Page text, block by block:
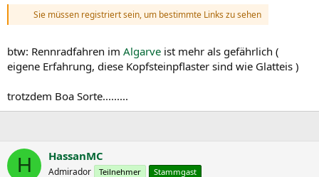
Sie müssen registriert sein, um bestimmte Links zu sehen
btw: Rennradfahren im Algarve ist mehr als gefährlich (
eigene Erfahrung, diese Kopfsteinpflaster sind wie Glatteis )
trotzdem Boa Sorte.........
H HassanMC
Admirador Teilnehmer Stammgast